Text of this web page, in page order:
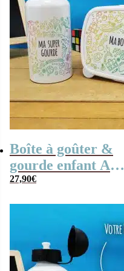
Boîte à goûter &
gourde enfant Arc
en ciel
27,90€